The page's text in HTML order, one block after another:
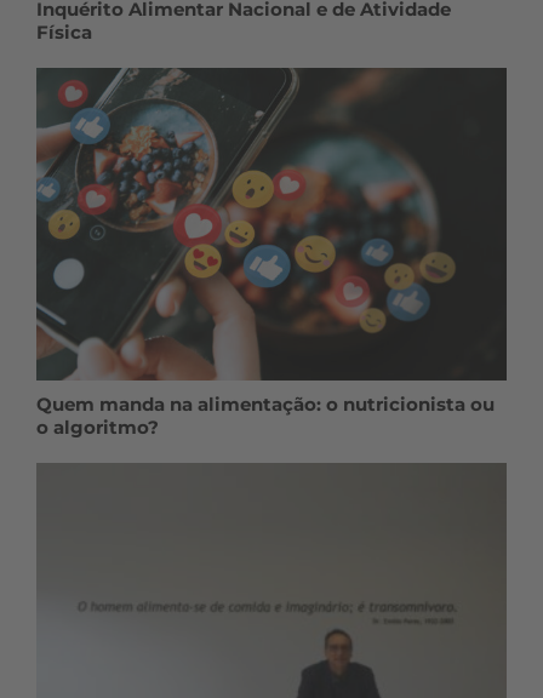
Inquérito Alimentar Nacional e de Atividade
Física
Quem manda na alimentação: o nutricionista ou
o algoritmo?